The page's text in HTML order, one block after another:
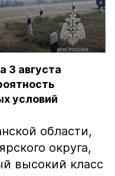
3 августа
условий
области,
округа,
высокий класс